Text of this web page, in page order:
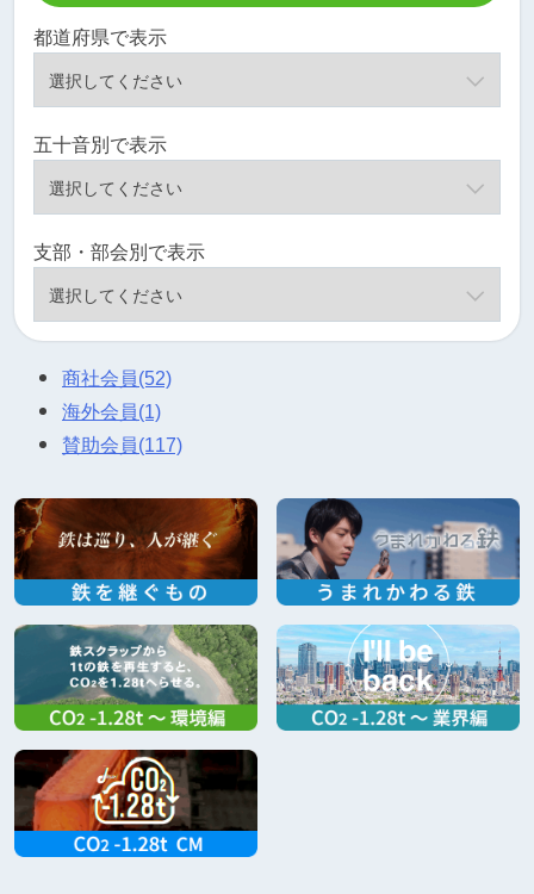
都道府県で表示
五十音別で表示
支部・部会別で表示
商社会員(52)
海外会員(1)
賛助会員(117)